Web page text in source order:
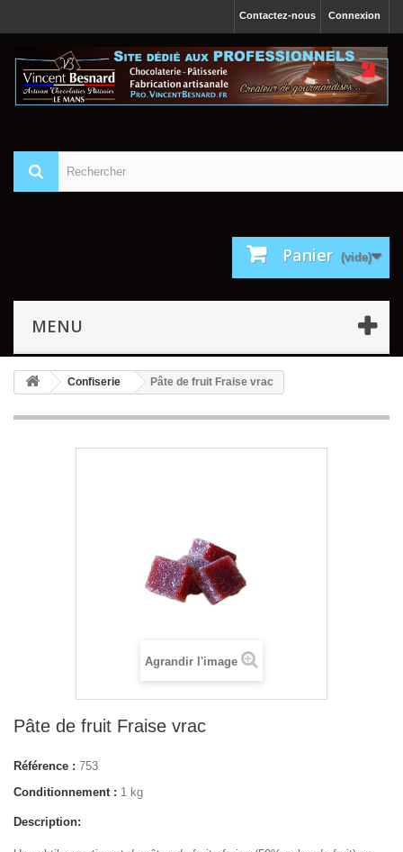
Connexion
Contactez-nous
Panier (vide)
MENU
Confiserie Pâte de fruit Fraise vrac
Agrandir l'image
Pâte de fruit Fraise vrac
Référence : 753
Conditionnement : 1 kg
Description: